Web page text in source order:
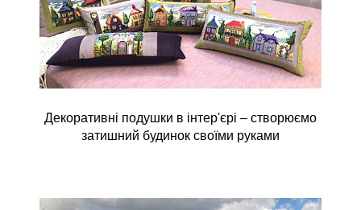
Декоративні подушки в інтер'єрі – створюємо
затишний будинок своїми руками